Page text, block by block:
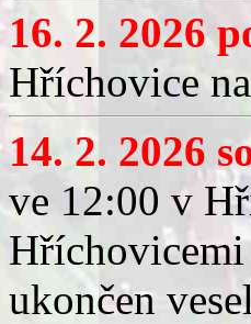
16. 2. 2026
Hříchovice
14. 2. 2026
ve 12:00 v
Hříchovicemi
ukončen